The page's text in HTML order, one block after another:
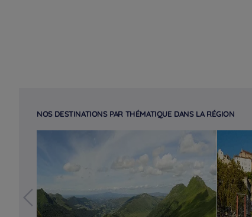
NOS DESTINATIONS PAR THÉMATIQUE DANS LA RÉGION